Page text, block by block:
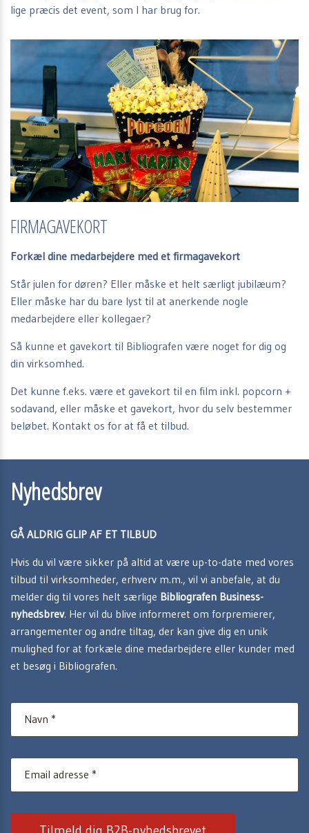
lige præcis det event, som I har brug for.
FIRMAGAVEKORT
Forkæl dine medarbejdere med et firmagavekort
Står julen for døren? Eller måske et helt særligt jubilæum?
Eller måske har du bare lyst til at anerkende nogle
medarbejdere eller kollegaer?
Så kunne et gavekort til Bibliografen være noget for dig og
din virksomhed.
Det kunne f.eks. være et gavekort til en film inkl. popcorn +
sodavand, eller måske et gavekort, hvor du selv bestemmer
beløbet. Kontakt os for at få et tilbud.
Nyhedsbrev
GÅ ALDRIG GLIP AF ET TILBUD
Hvis du vil være sikker på altid at være up-to-date med vores
tilbud til virksomheder, erhverv m.m., vil vi anbefale, at du
melder dig til vores helt særlige Bibliografen Business-
nyhedsbrev. Her vil du blive informeret om forpremierer,
arrangementer og andre tiltag, der kan give dig en unik
mulighed for at forkæle dine medarbejdere eller kunder med
et besøg i Bibliografen.